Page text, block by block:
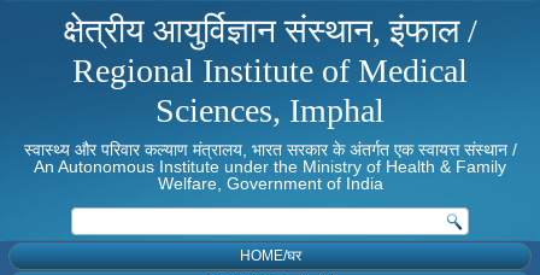
क्षेत्रीय आयुर्विज्ञान संस्थान, इंफाल /
Regional Institute of Medical
Sciences, Imphal
स्वास्थ्य और परिवार कल्याण मंत्रालय, भारत सरकार के अंतर्गत एक स्वायत्त संस्थान /
An Autonomous Institute under the Ministry of Health & Family
Welfare, Government of India
HOME/घर